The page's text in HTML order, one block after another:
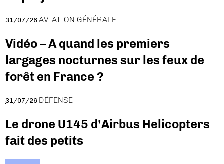
31/07/26 AVIATION GÉNÉRALE
Vidéo – A quand les premiers
largages nocturnes sur les feux de
forêt en France ?
31/07/26 DÉFENSE
Le drone U145 d’Airbus Helicopters
fait des petits